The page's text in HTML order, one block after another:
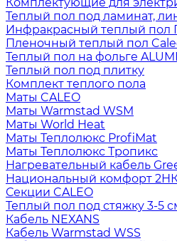
Теплый пол под ламинат,
Инфракрасный теплый пол
Пленочный теплый пол
Теплый пол на фольге
Теплый пол под плитку
Комплект теплого пола
Маты CALEO
Маты Warmstad WSM
Маты World Heat
Маты Теплолюкс ProfiMat
Маты Теплолюкс Тропикс
Нагревательный кабель
Национальный комфорт
Секции CALEO
Теплый пол под стяжку 3-5
Кабель NEXANS
Кабель Warmstad WSS